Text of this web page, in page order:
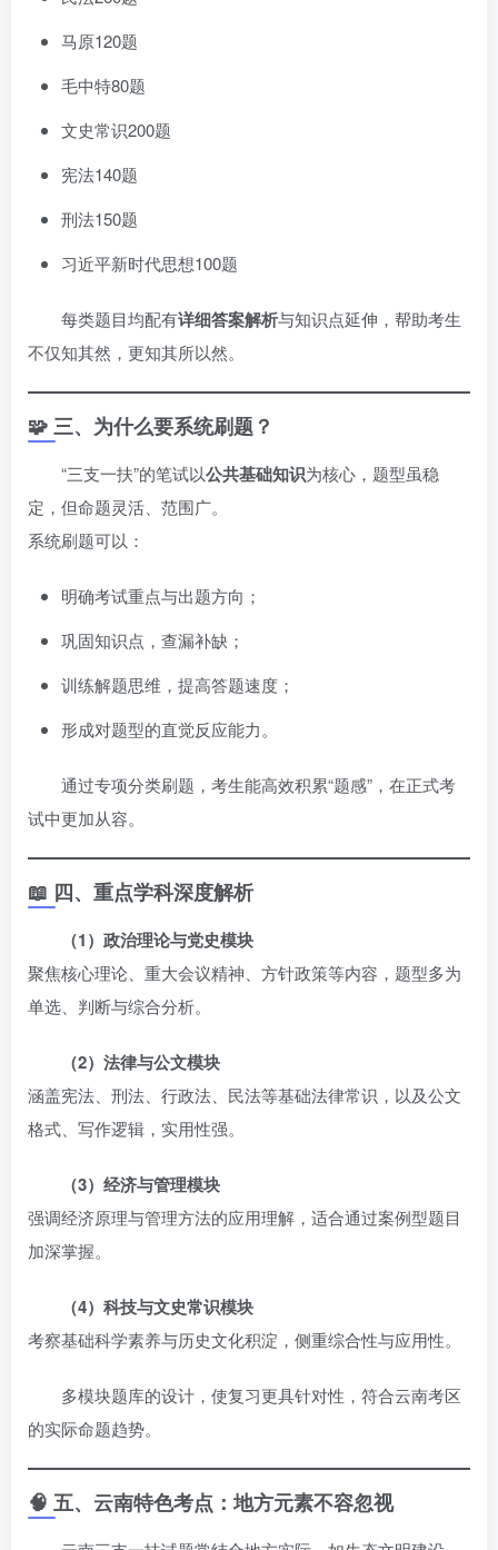
马原120题
毛中特80题
文史常识200题
宪法140题
刑法150题
习近平新时代思想100题
每类题目均配有详细答案解析与知识点延伸，帮助考生
不仅知其然，更知其所以然。
🧩 三、为什么要系统刷题？
“三支一扶”的笔试以公共基础知识为核心，题型虽稳
定，但命题灵活、范围广。
系统刷题可以：
明确考试重点与出题方向；
巩固知识点，查漏补缺；
训练解题思维，提高答题速度；
形成对题型的直觉反应能力。
通过专项分类刷题，考生能高效积累“题感”，在正式考
试中更加从容。
📖 四、重点学科深度解析
（1）政治理论与党史模块
聚焦核心理论、重大会议精神、方针政策等内容，题型多为
单选、判断与综合分析。
（2）法律与公文模块
涵盖宪法、刑法、行政法、民法等基础法律常识，以及公文
格式、写作逻辑，实用性强。
（3）经济与管理模块
强调经济原理与管理方法的应用理解，适合通过案例型题目
加深掌握。
（4）科技与文史常识模块
考察基础科学素养与历史文化积淀，侧重综合性与应用性。
多模块题库的设计，使复习更具针对性，符合云南考区
的实际命题趋势。
🧠 五、云南特色考点：地方元素不容忽视